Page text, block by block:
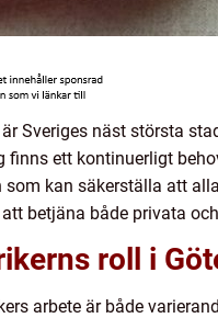
är Sveriges näst största
finns ett kontinuerligt
som kan säkerställa att
betjäna både privata
roll i
arbete är både